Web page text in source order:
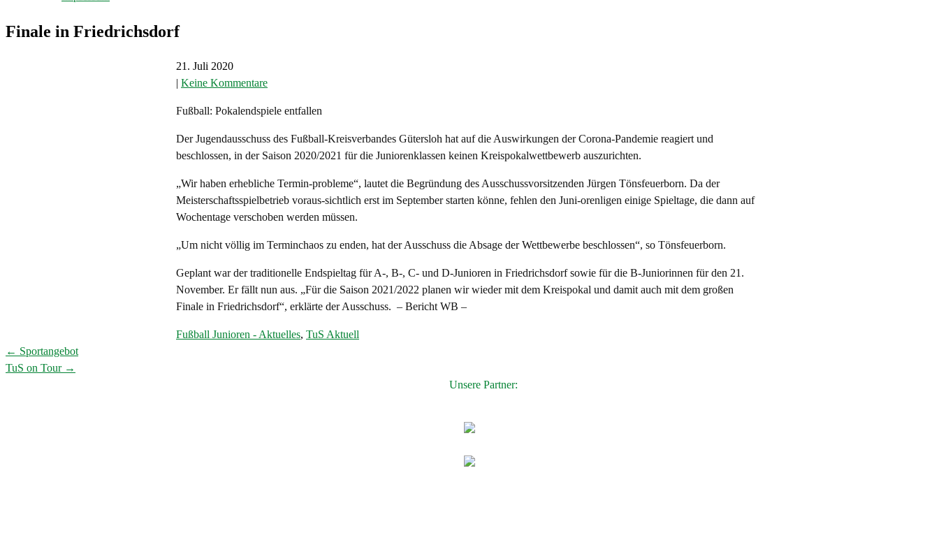
Finale in Friedrichsdorf
21. Juli 2020
| Keine Kommentare
Fußball: Pokalendspiele entfallen
Der Jugendausschuss des Fußball-Kreisverbandes Gütersloh hat auf die Auswirkungen der Corona-Pandemie reagiert und
beschlossen, in der Saison 2020/2021 für die Juniorenklassen keinen Kreispokalwettbewerb auszurichten.
„Wir haben erhebliche Termin-probleme“, lautet die Begründung des Ausschussvorsitzenden Jürgen Tönsfeuerborn. Da der
Meisterschaftsspielbetrieb voraus-sichtlich erst im September starten könne, fehlen den Juni-orenligen einige Spieltage, die dann auf
Wochentage verschoben werden müssen.
„Um nicht völlig im Terminchaos zu enden, hat der Ausschuss die Absage der Wettbewerbe beschlossen“, so Tönsfeuerborn.
Geplant war der traditionelle Endspieltag für A-, B-, C- und D-Junioren in Friedrichsdorf sowie für die B-Juniorinnen für den 21.
November. Er fällt nun aus. „Für die Saison 2021/2022 planen wir wieder mit dem Kreispokal und damit auch mit dem großen
Finale in Friedrichsdorf“, erklärte der Ausschuss. – Bericht WB –
Fußball Junioren - Aktuelles, TuS Aktuell
Post
← Sportangebot
TuS on Tour →
Unsere Partner: